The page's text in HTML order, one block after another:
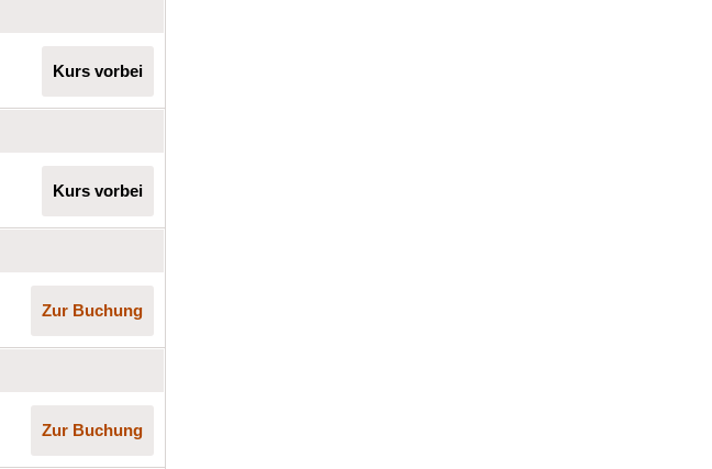
Kurs vorbei
Kurs vorbei
Zur Buchung
Zur Buchung